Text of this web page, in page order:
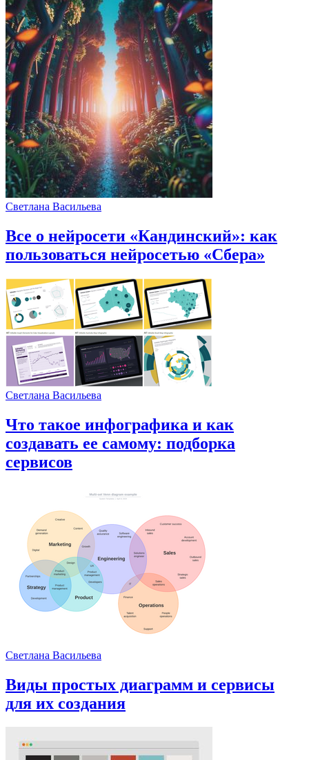
Светлана Васильева
Все о нейросети «Кандинский»: как
пользоваться нейросетью «Сбера»
Светлана Васильева
Что такое инфографика и как
создавать ее самому: подборка
сервисов
Светлана Васильева
Виды простых диаграмм и сервисы
для их создания